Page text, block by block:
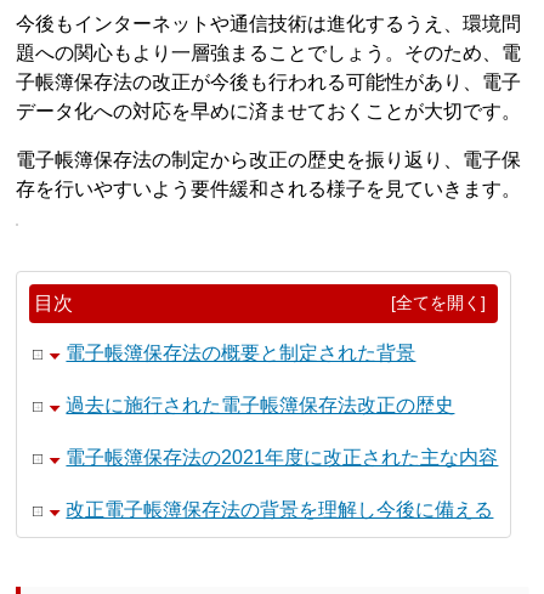
今後もインターネットや通信技術は進化するうえ、環境問
題への関心もより一層強まることでしょう。そのため、電
子帳簿保存法の改正が今後も行われる可能性があり、電子
データ化への対応を早めに済ませておくことが大切です。
電子帳簿保存法の制定から改正の歴史を振り返り、電子保
存を行いやすいよう要件緩和される様子を見ていきます。
目次 [全てを開く]
電子帳簿保存法の概要と制定された背景
過去に施行された電子帳簿保存法改正の歴史
電子帳簿保存法の2021年度に改正された主な内容
改正電子帳簿保存法の背景を理解し今後に備える